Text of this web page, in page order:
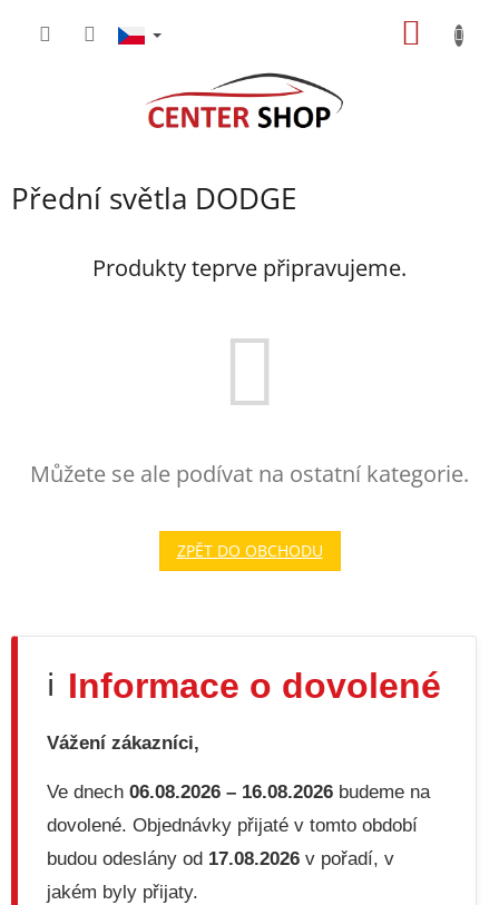
Přední světla DODGE
Produkty teprve připravujeme.
Můžete se ale podívat na ostatní kategorie.
ZPĚT DO OBCHODU
ℹ️ Informace o dovolené
Vážení zákazníci,
Ve dnech 06.08.2026 – 16.08.2026 budeme na
dovolené. Objednávky přijaté v tomto období
budou odeslány od 17.08.2026 v pořadí, v
jakém byly přijaty.